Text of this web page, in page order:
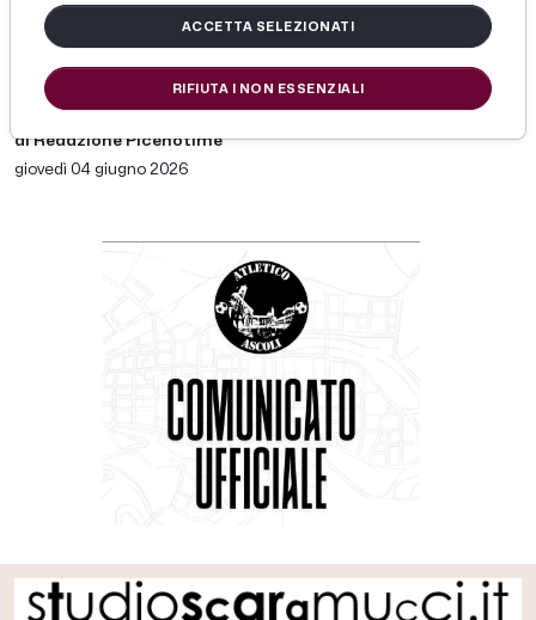
elemento centrale del nostro
progetto sportivo”
di Redazione Picenotime
giovedì 04 giugno 2026
ACCETTA SELEZIONATI
RIFIUTA I NON ESSENZIALI